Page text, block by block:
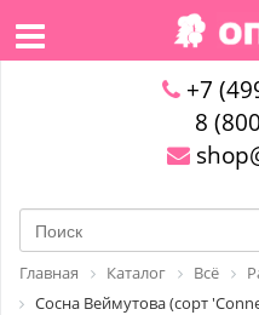
+7
8
Главная Каталог Всё
Сосна Веймутова (сорт